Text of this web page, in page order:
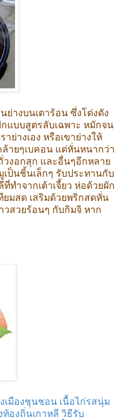
ย่างบนเตาร้อน ซึ่งโด่งดัง
แบบสูตรลับเฉพาะ หมักจน
ย่างเอง หรือเขาย่างให้
ล้ายๆเบคอน แต่หั่นหนากว่า
วงอกสุก และอื่นๆอีกหลาย
เป็นชิ้นเล็กๆ รับประทานกับ
ทำจากเต้าเจี้ยว ห่อด้วยผัก
ยมสด เสริมด้วยพริกสดหั่น
วสวยร้อนๆ กับกิมจิ หาก
มืองชุนชอน เนื้อไก่รสนุ่ม
องถิ่นเกาหลี วิธีรับ